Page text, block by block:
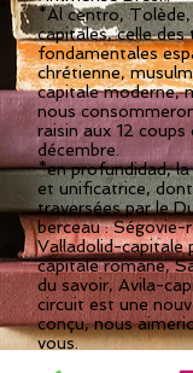
*Al centro,
capitales, celle des
fondamentales
chrétienne,
capitale moderne,
nous
raisin aux 12 coups
décembre.
*en profundidad,
et unificatrice, dont
traversées par le
berceau : Ségovie-
Valladolid-capitale
capitale romane,
du savoir, Avila-
circuit est une
conçu, nous
vous.